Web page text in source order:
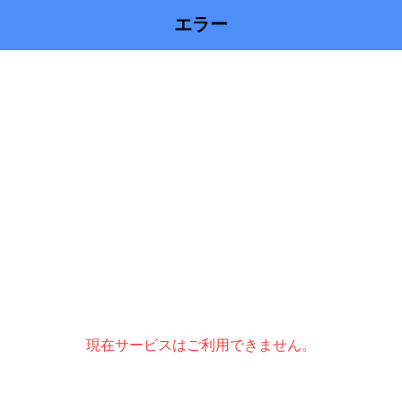
エラー
現在サービスはご利用できません。